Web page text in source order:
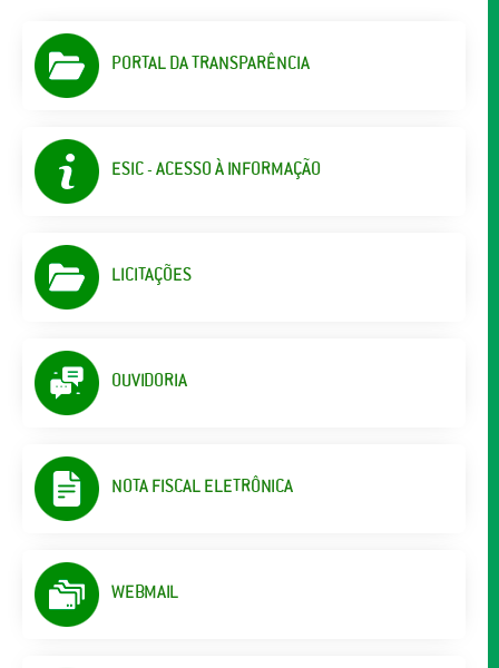
PORTAL DA TRANSPARÊNCIA
ESIC - ACESSO À INFORMAÇÃO
LICITAÇÕES
OUVIDORIA
NOTA FISCAL ELETRÔNICA
WEBMAIL